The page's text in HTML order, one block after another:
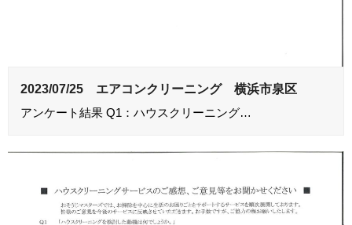
2023/07/25 エアコンクリーニング 横浜市泉区
アンケート結果 Q1：ハウスクリーニング…